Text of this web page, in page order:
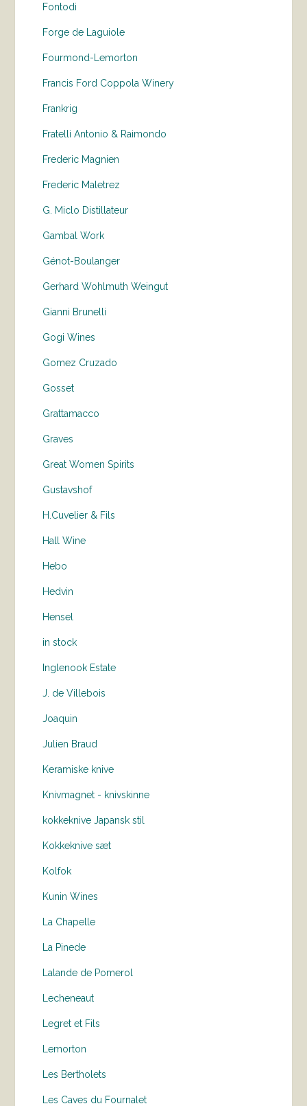
Fontodi
Forge de Laguiole
Fourmond-Lemorton
Francis Ford Coppola Winery
Frankrig
Fratelli Antonio & Raimondo
Frederic Magnien
Frederic Maletrez
G. Miclo Distillateur
Gambal Work
Génot-Boulanger
Gerhard Wohlmuth Weingut
Gianni Brunelli
Gogi Wines
Gomez Cruzado
Gosset
Grattamacco
Graves
Great Women Spirits
Gustavshof
H.Cuvelier & Fils
Hall Wine
Hebo
Hedvin
Hensel
in stock
Inglenook Estate
J. de Villebois
Joaquin
Julien Braud
Keramiske knive
Knivmagnet - knivskinne
kokkeknive Japansk stil
Kokkeknive sæt
Kolfok
Kunin Wines
La Chapelle
La Pinede
Lalande de Pomerol
Lecheneaut
Legret et Fils
Lemorton
Les Bertholets
Les Caves du Fournalet